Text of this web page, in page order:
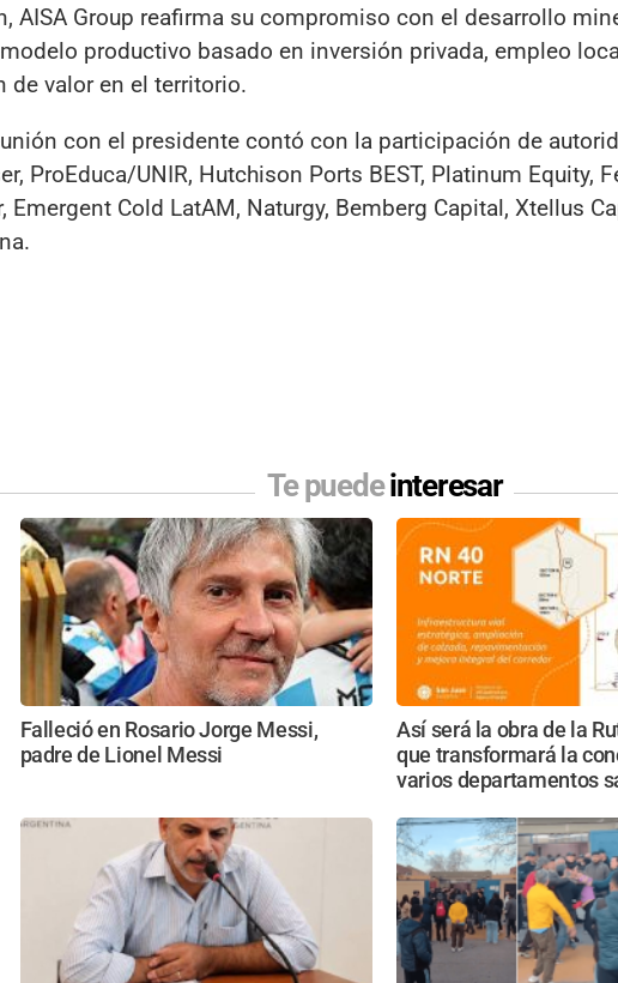
AISA Group reafirma su compromiso con el desarrollo
productivo basado en inversión privada, empleo
de valor en el territorio.
con el presidente contó con la participación de
ProEduca/UNIR, Hutchison Ports BEST, Platinum Equity,
Emergent Cold LatAM, Naturgy, Bemberg Capital, Xtellus
Te puedeinteresar
Falleció en Rosario Jorge Messi,
padre de Lionel Messi
Así será la obra de la
que transformará la
varios departamentos